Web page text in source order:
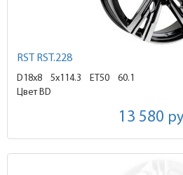
RST RST.228
D18x8 5x114.3 ET50
60.1
Цвет BD
13 580